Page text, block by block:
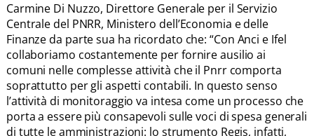
Carmine Di Nuzzo, Direttore Generale per il Servizio
Centrale del PNRR, Ministero dell’Economia e delle
Finanze da parte sua ha ricordato che: “Con Anci e Ifel
collaboriamo costantemente per fornire ausilio ai
comuni nelle complesse attività che il Pnrr comporta
soprattutto per gli aspetti contabili. In questo senso
l’attività di monitoraggio va intesa come un processo che
porta a essere più consapevoli sulle voci di spesa generali
di tutte le amministrazioni: lo strumento Regis, infatti,